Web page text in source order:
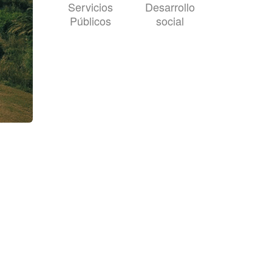
Servicios
Públicos
Desarrollo
social